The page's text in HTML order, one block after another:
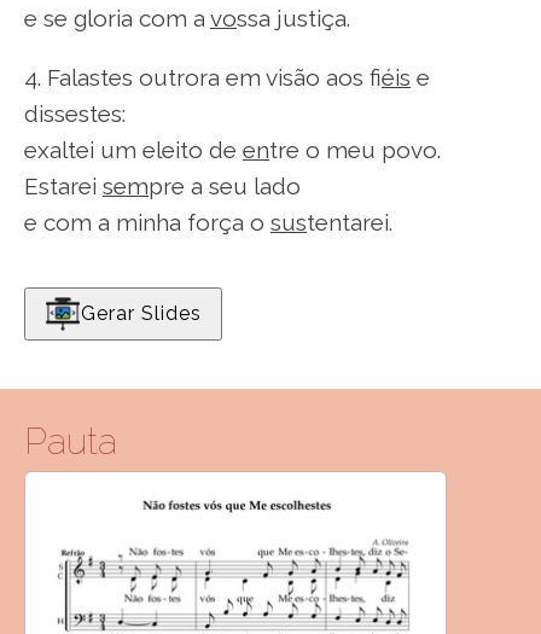
e se gloria com a vossa justiça.
4. Falastes outrora em visão aos fiéis e
dissestes:
exaltei um eleito de entre o meu povo.
Estarei sempre a seu lado
e com a minha força o sustentarei.
Gerar Slides
Pauta